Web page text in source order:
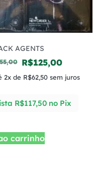
AGENTS
R$125,00
2x de R$62,50sem juros
R$117,50 no Pix
carrinho